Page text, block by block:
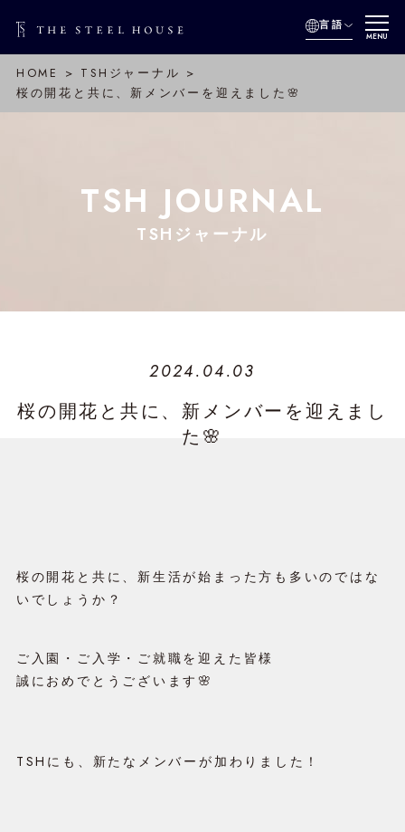
言語
MENU
HOME
TSHジャーナル
桜の開花と共に、新メンバーを迎えました🌸
TSH JOURNAL
TSHジャーナル
2024.04.03
桜の開花と共に、新メンバーを迎えまし
た🌸
桜の開花と共に、新生活が始まった方も多いのではな
いでしょうか？
ご入園・ご入学・ご就職を迎えた皆様
誠におめでとうございます🌸
TSHにも、新たなメンバーが加わりました！